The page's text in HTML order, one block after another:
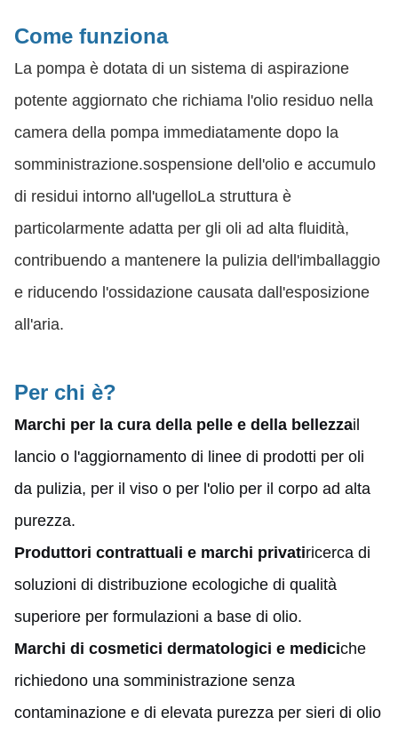
Come funziona
La pompa è dotata di un sistema di aspirazione
potente aggiornato che richiama l'olio residuo nella
camera della pompa immediatamente dopo la
somministrazione.sospensione dell'olio e accumulo
di residui intorno all'ugelloLa struttura è
particolarmente adatta per gli oli ad alta fluidità,
contribuendo a mantenere la pulizia dell'imballaggio
e riducendo l'ossidazione causata dall'esposizione
all'aria.
Per chi è?
Marchi per la cura della pelle e della bellezzail
lancio o l'aggiornamento di linee di prodotti per oli
da pulizia, per il viso o per l'olio per il corpo ad alta
purezza.
Produttori contrattuali e marchi privatiricerca di
soluzioni di distribuzione ecologiche di qualità
superiore per formulazioni a base di olio.
Marchi di cosmetici dermatologici e mediciche
richiedono una somministrazione senza
contaminazione e di elevata purezza per sieri di olio